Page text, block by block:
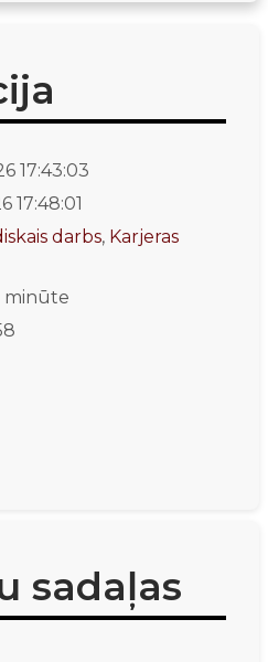
17:43:03
17:48:01
darbs, Karjeras
minūte
sadaļas